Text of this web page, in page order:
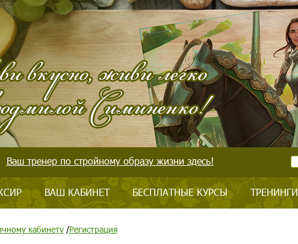
Ваш тренер по стройному образу жизни здесь!
ВАШ КАБИНЕТ БЕСПЛАТНЫЕ КУРСЫ ТРЕНИНГИ
кабинету/Регистрация